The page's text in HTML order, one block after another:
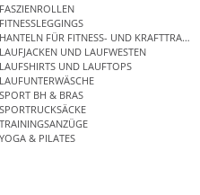
FASZIENROLLEN
FITNESSLEGGINGS
HANTELN FÜR FITNESS- UND
LAUFJACKEN UND LAUFWESTEN
LAUFSHIRTS UND LAUFTOPS
LAUFUNTERWÄSCHE
SPORT BH & BRAS
SPORTRUCKSÄCKE
TRAININGSANZÜGE
YOGA & PILATES